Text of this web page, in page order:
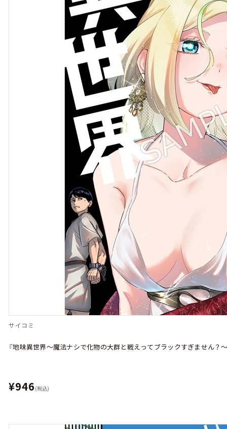
サイコミ
『地味異世界～魔法ナシで化物の大群と戦えってブラックすぎません？
¥946 (税込)